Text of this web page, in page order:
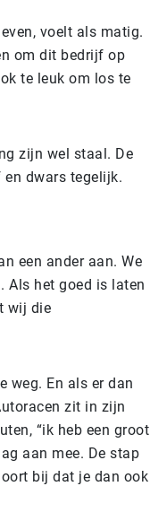
voelt als matig.
om dit bedrijf op
te leuk om los te
zijn wel staal. De
dwars tegelijk.
een ander aan. We
Als het goed is laten
wij die
weg. En als er dan
zit in zijn
“ik heb een groot
aan mee. De stap
bij dat je dan ook